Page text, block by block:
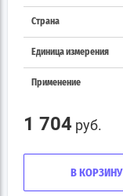
Страна
Единица измерения
Применение
1 704 руб.
В КОРЗИНУ